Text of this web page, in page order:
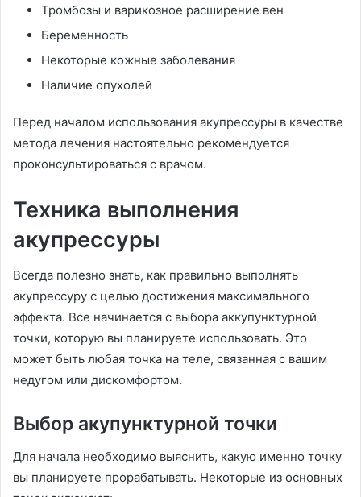
Тромбозы и варикозное расширение вен
Беременность
Некоторые кожные заболевания
Наличие опухолей
Перед началом использования акупрессуры в качестве
метода лечения настоятельно рекомендуется
проконсультироваться с врачом.
Техника выполнения
акупрессуры
Всегда полезно знать, как правильно выполнять
акупрессуру с целью достижения максимального
эффекта. Все начинается с выбора аккупунктурной
точки, которую вы планируете использовать. Это
может быть любая точка на теле, связанная с вашим
недугом или дискомфортом.
Выбор акупунктурной точки
Для начала необходимо выяснить, какую именно точку
вы планируете прорабатывать. Некоторые из основных